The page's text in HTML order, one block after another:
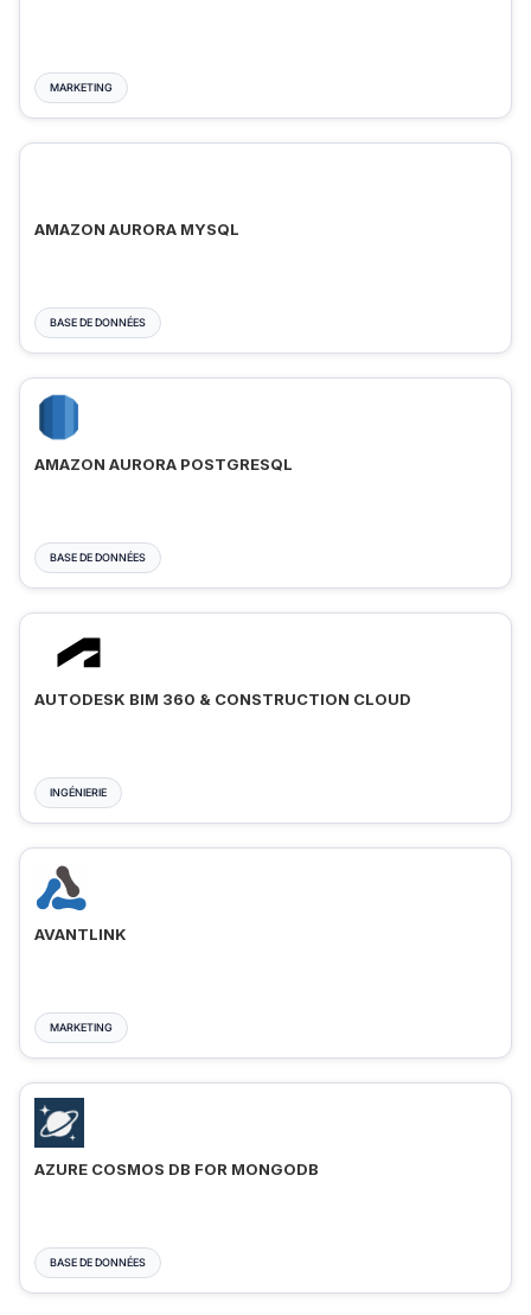
MARKETING
AMAZON AURORA MYSQL
BASE DE DONNÉES
AMAZON AURORA POSTGRESQL
BASE DE DONNÉES
AUTODESK BIM 360 & CONSTRUCTION CLOUD
INGÉNIERIE
AVANTLINK
MARKETING
AZURE COSMOS DB FOR MONGODB
BASE DE DONNÉES